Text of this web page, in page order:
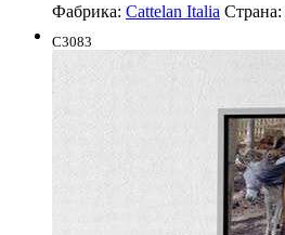
Фабрика: Cattelan Italia Страна:
C3083